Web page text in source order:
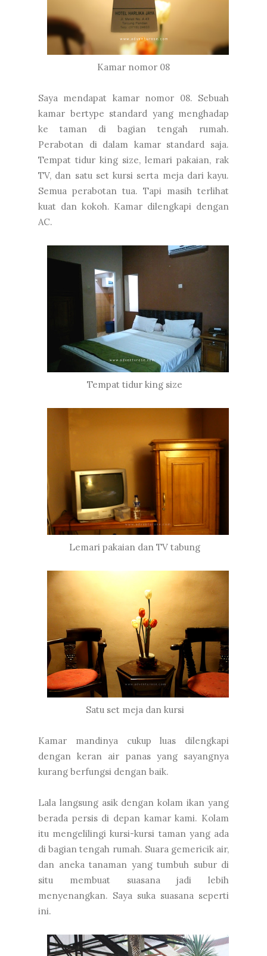
Kamar nomor 08
Saya mendapat kamar nomor 08. Sebuah
kamar bertype standard yang menghadap
ke taman di bagian tengah rumah.
Perabotan di dalam kamar standard saja.
Tempat tidur king size, lemari pakaian, rak
TV, dan satu set kursi serta meja dari kayu.
Semua perabotan tua. Tapi masih terlihat
kuat dan kokoh. Kamar dilengkapi dengan
AC.
Tempat tidur king size
Lemari pakaian dan TV tabung
Satu set meja dan kursi
Kamar mandinya cukup luas dilengkapi
dengan keran air panas yang sayangnya
kurang berfungsi dengan baik.
Lala langsung asik dengan kolam ikan yang
berada persis di depan kamar kami. Kolam
itu mengelilingi kursi-kursi taman yang ada
di bagian tengah rumah. Suara gemericik air,
dan aneka tanaman yang tumbuh subur di
situ membuat suasana jadi lebih
menyenangkan. Saya suka suasana seperti
ini.